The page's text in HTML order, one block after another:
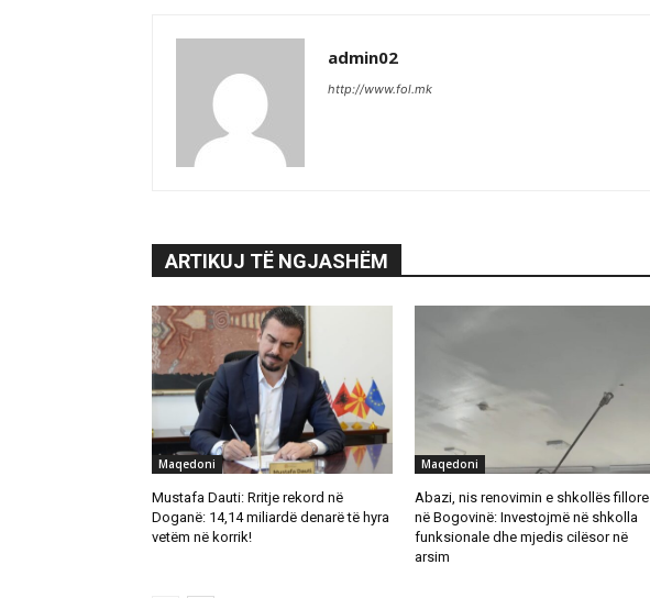
admin02
http://www.fol.mk
ARTIKUJ TË NGJASHËM
Maqedoni
Mustafa Dauti: Rritje rekord në
Doganë: 14,14 miliardë denarë të hyra
vetëm në korrik!
Maqedoni
Abazi, nis renovimin e shkollës fillore
në Bogovinë: Investojmë në shkolla
funksionale dhe mjedis cilësor në
arsim